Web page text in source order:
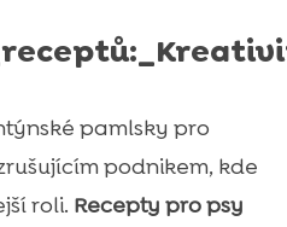
pamlsky pro
podnikem, kde
roli. Recepty pro psy